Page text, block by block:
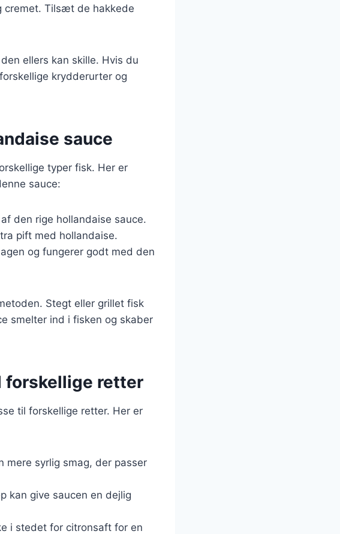
cremet. Tilsæt de hakkede
ellers kan skille. Hvis du
krydderurter og
sauce
typer fisk. Her er
sauce:
den rige hollandaise sauce.
pift med hollandaise.
og fungerer godt med den
Stegt eller grillet fisk
smelter ind i fisken og skaber
forskellige retter
til forskellige retter. Her er
syrlig smag, der passer
kan give saucen en dejlig
i stedet for citronsaft for en